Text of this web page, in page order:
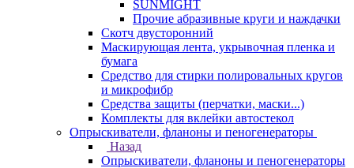
SUNMIGHT
Прочие абразивные круги и наждачки
Скотч двусторонний
Маскирующая лента, укрывочная пленка и
бумага
Средство для стирки полировальных кругов
и микрофибр
Средства защиты (перчатки, маски...)
Комплекты для вклейки автостекол
Опрыскиватели, фланоны и пеногенераторы
Назад
Опрыскиватели, фланоны и пеногенераторы